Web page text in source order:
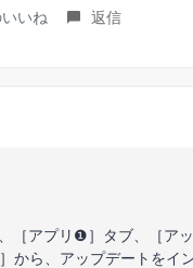
いいね 返信
［アプリ❶］タブ、［ア
から、アップデートをイ